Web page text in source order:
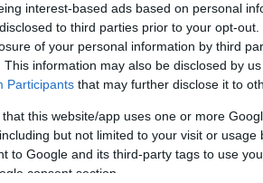
interest-based ads based on personal
to third parties prior to your opt-
of your personal information by third
This information may also be disclosed by
Participants that may further disclose it to
that this website/app uses one or more
but not limited to your visit or
to Google and its third-party tags to use
consent section.
στην σημερινή
θεωρείται σημαντική,
που είχε κληθεί από
Καλόγρια να διενεργήσει
για τους θανάτους της
ο διακεκριμένος γιατρός